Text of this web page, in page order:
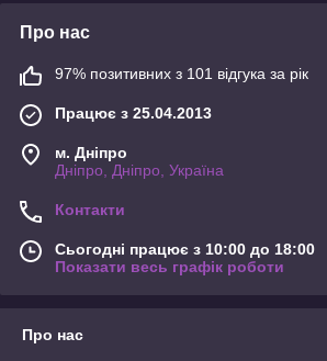
Про нас
97% позитивних з 101 відгука за рік
Працює з 25.04.2013
м. Дніпро
Дніпро, Дніпро, Україна
Контакти
Сьогодні працює з 10:00 до 18:00
Показати весь графік роботи
Про нас